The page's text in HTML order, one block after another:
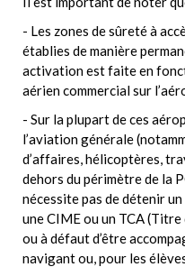
- Les zones de sûreté à
établies de manière
activation est faite en
aérien commercial sur
- Sur la plupart de ces
l’aviation générale
d’affaires, hélicoptères,
dehors du périmètre de la
nécessite pas de détenir
une CIME ou un TCA
ou à défaut d’être
navigant ou, pour les